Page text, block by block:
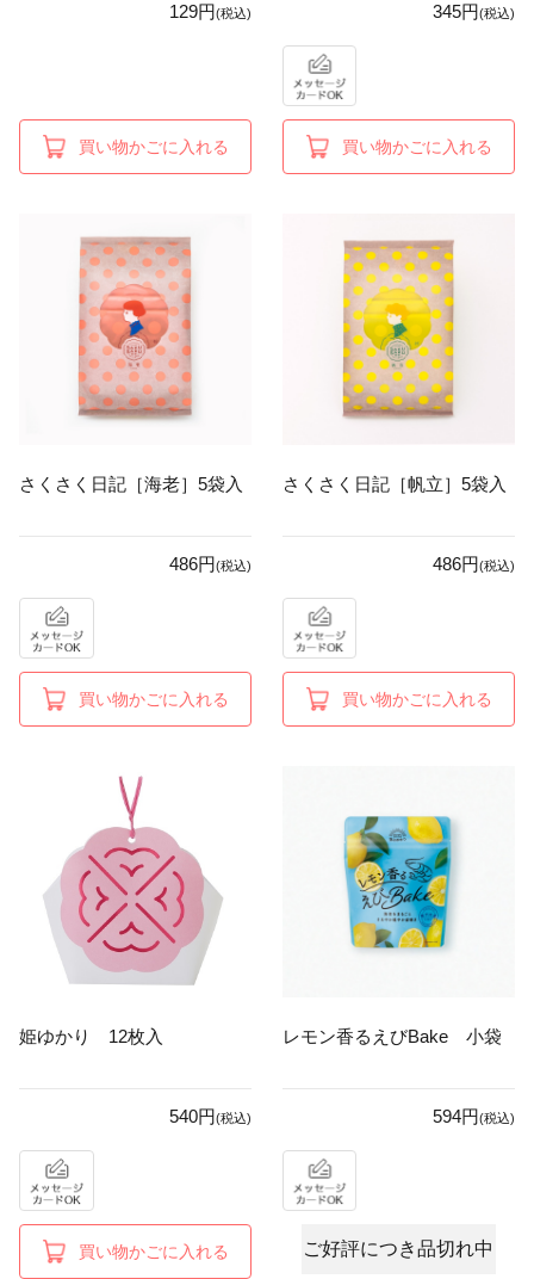
129円(税込)
買い物かごに入れる
345円(税込)
買い物かごに入れる
さくさく日記［海老］5袋入
486円(税込)
買い物かごに入れる
さくさく日記［帆立］5袋入
486円(税込)
買い物かごに入れる
姫ゆかり 12枚入
540円(税込)
買い物かごに入れる
レモン香るえびBake 小袋
594円(税込)
ご好評につき品切れ中